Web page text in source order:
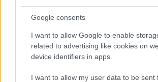
Google consents
I want to allow Google to enable
related to advertising like cookies on
device identifiers in apps.
I want to allow my user data to be sent